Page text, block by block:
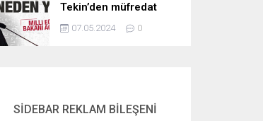
Tekin’den müfredat
açıklaması! İntegral
neden yok? İşte
07.05.2024 0
SİDEBAR REKLAM BİLEŞENİ